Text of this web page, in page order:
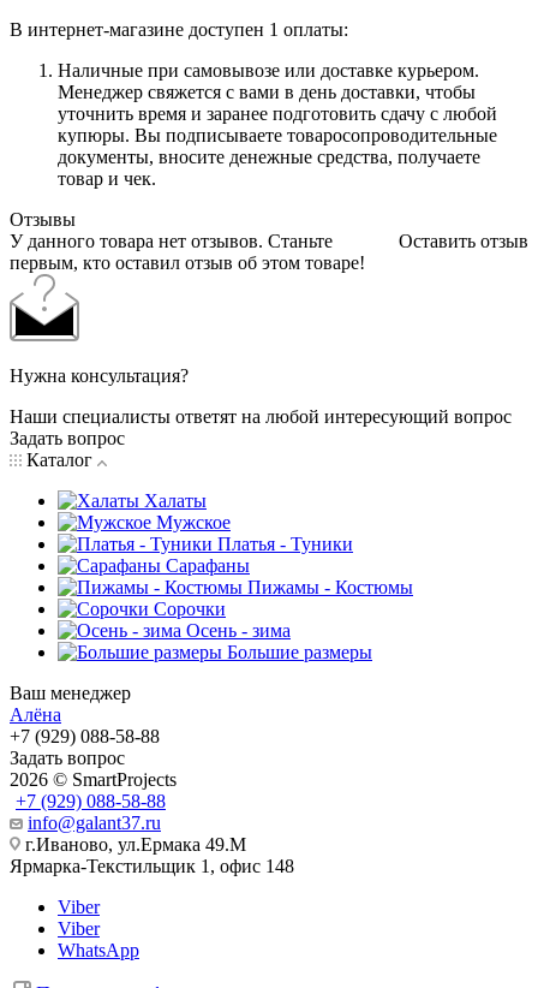
В интернет-магазине доступен 1 оплаты:
Наличные при самовывозе или доставке курьером.
Менеджер свяжется с вами в день доставки, чтобы
уточнить время и заранее подготовить сдачу с любой
купюры. Вы подписываете товаросопроводительные
документы, вносите денежные средства, получаете
товар и чек.
Отзывы
Оставить отзыв
У данного товара нет отзывов. Станьте
первым, кто оставил отзыв об этом товаре!
Нужна консультация?
Наши специалисты ответят на любой интересующий вопрос
Задать вопрос
Каталог
Халаты
Мужское
Платья - Туники
Сарафаны
Пижамы - Костюмы
Сорочки
Oсень - зима
Большие размеры
Ваш менеджер
Алёна
+7 (929) 088-58-88
Задать вопрос
2026 © SmartProjects
+7 (929) 088-58-88
info@galant37.ru
г.Иваново, ул.Ермака 49.M
Ярмарка-Текстильщик 1, офис 148
Viber
Viber
WhatsApp